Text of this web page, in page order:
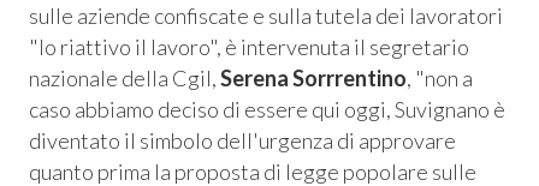
sulle aziende confiscate e sulla tutela dei lavoratori
"Io riattivo il lavoro", è intervenuta il segretario
nazionale della Cgil,Serena Sorrrentino, "non a
caso abbiamo deciso di essere qui oggi, Suvignano è
diventato il simbolo dell'urgenza di approvare
quanto prima la proposta di legge popolare sulle